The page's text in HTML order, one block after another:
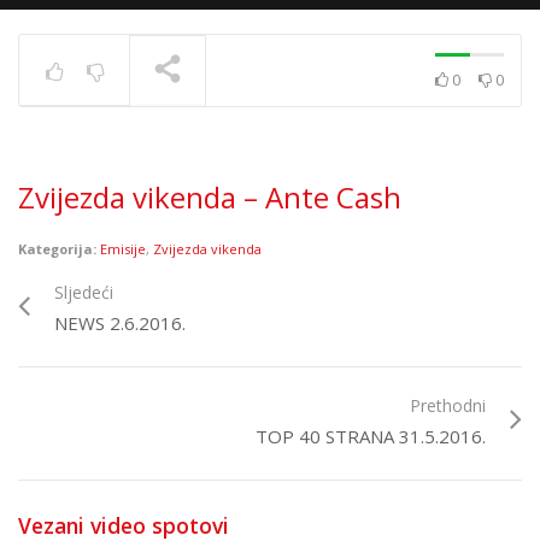
0 0
Zvijezda vikenda – Ante Cash
Kategorija: Emisije, Zvijezda vikenda
Sljedeći
NEWS 2.6.2016.
Prethodni
TOP 40 STRANA 31.5.2016.
Vezani video spotovi